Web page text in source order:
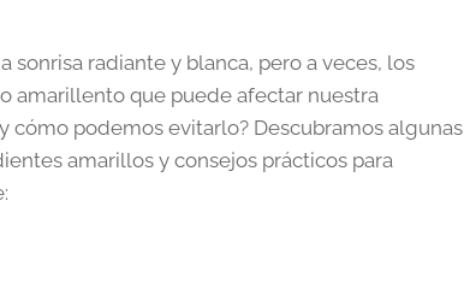
sonrisa radiante y blanca, pero a veces, los
amarillento que puede afectar nuestra
cómo podemos evitarlo? Descubramos algunas
amarillos y consejos prácticos para